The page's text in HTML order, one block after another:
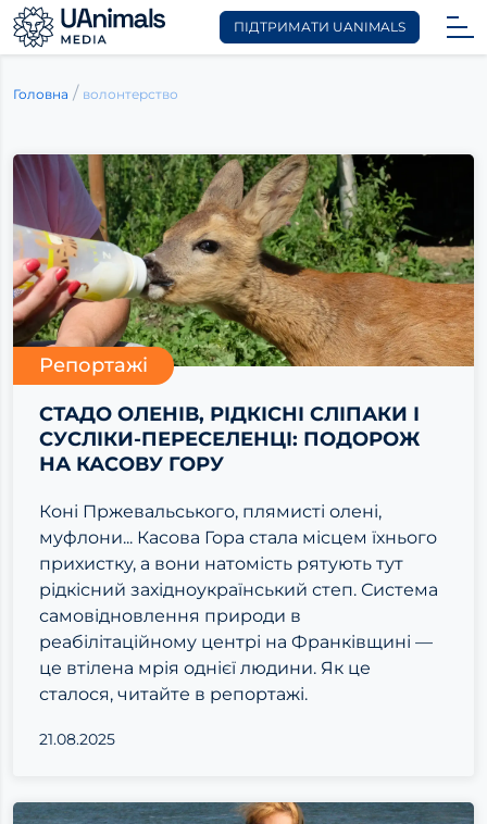
to
ПІДТРИМАТИ UANIMALS
Головна / волонтерство
Репортажі
СТАДО ОЛЕНІВ, РІДКІСНІ СЛІПАКИ І
СУСЛІКИ-ПЕРЕСЕЛЕНЦІ: ПОДОРОЖ
НА КАСОВУ ГОРУ
Коні Пржевальського, плямисті олені,
муфлони... Касова Гора стала місцем їхнього
прихистку, а вони натомість рятують тут
рідкісний західноукраїнський степ. Система
самовідновлення природи в
реабілітаційному центрі на Франківщині —
це втілена мрія однієї людини. Як це
сталося, читайте в репортажі.
21.08.2025